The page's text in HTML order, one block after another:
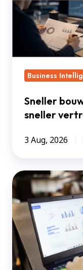
hetzelfde
sneller
vertrouwen
Business
Sneller
sneller
3 Aug, 2026
Waarom
traditionele
dashboards
nog
steeds
belangrijk
zijn